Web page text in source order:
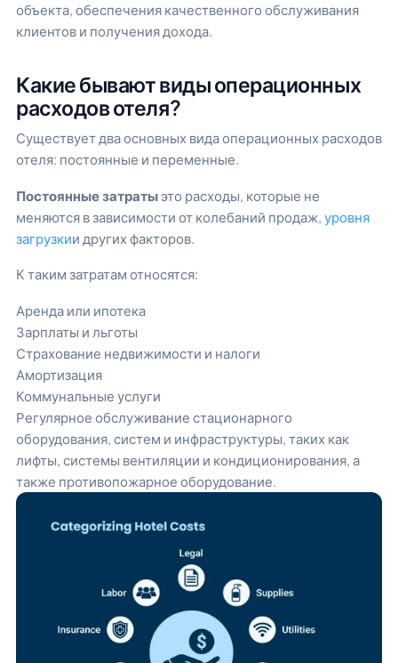
объекта, обеспечения качественного обслуживания
клиентов и получения дохода.
Какие бывают виды операционных
расходов отеля?
Существует два основных вида операционных расходов
отеля: постоянные и переменные.
Постоянные затраты это расходы, которые не
меняются в зависимости от колебаний продаж, уровня
загрузкии других факторов.
К таким затратам относятся:
Аренда или ипотека
Зарплаты и льготы
Страхование недвижимости и налоги
Амортизация
Коммунальные услуги
Регулярное обслуживание стационарного
оборудования, систем и инфраструктуры, таких как
лифты, системы вентиляции и кондиционирования, а
также противопожарное оборудование.